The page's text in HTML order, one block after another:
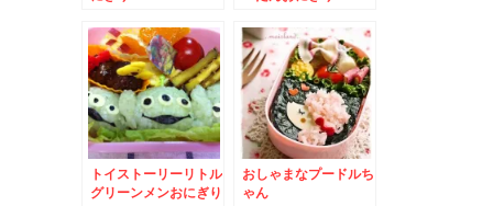
トイストーリーリトル
グリーンメンおにぎり
おしゃまなプードルち
ゃん